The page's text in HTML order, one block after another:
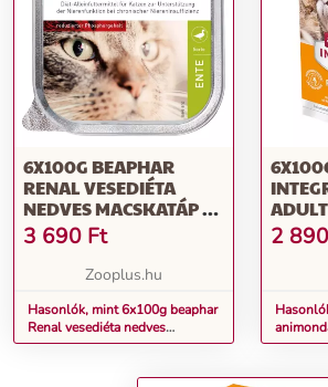
6X100G BEAPHAR
RENAL VESEDIÉTA
NEDVES MACSKATÁP -
KACSA
3 690 Ft
Zooplus.hu
Hasonlók, mint 6x100g beaphar
Renal vesediéta nedves
macskatáp - kacsa
2 890
Adult